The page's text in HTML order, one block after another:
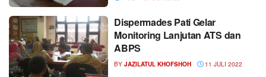
Dispermades Pati Gelar
Monitoring Lanjutan ATS dan
ABPS
BY JAZILATUL KHOFSHOH 11 JULI 2022